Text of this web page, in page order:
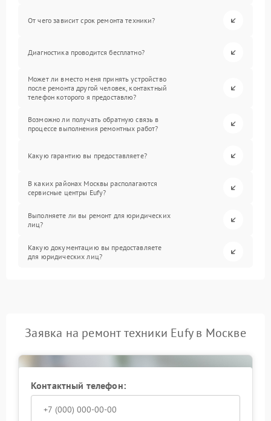
От чего зависит срок ремонта техники?
Диагностика проводится бесплатно?
Может ли вместо меня принять устройство
после ремонта другой человек, контактный
телефон которого я предоставлю?
Возможно ли получать обратную связь в
процессе выполнения ремонтных работ?
Какую гарантию вы предоставляете?
В каких районах Москвы располагаются
сервисные центры Eufy?
Выполняете ли вы ремонт для юридических
лиц?
Какую документацию вы предоставляете
для юридических лиц?
Заявка на ремонт техники Eufy в Москве
Контактный телефон: